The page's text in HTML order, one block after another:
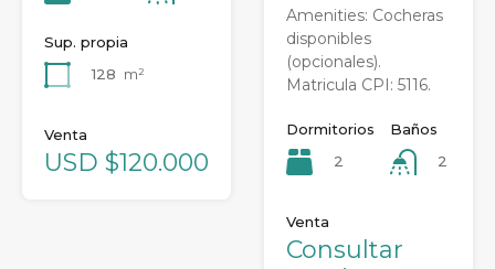
Sup. propia
128 m²
Venta
USD $120.000
Amenities: Cocheras
disponibles
(opcionales).
Matricula CPI: 5116.
Dormitorios
2
Baños
2
Venta
Consultar